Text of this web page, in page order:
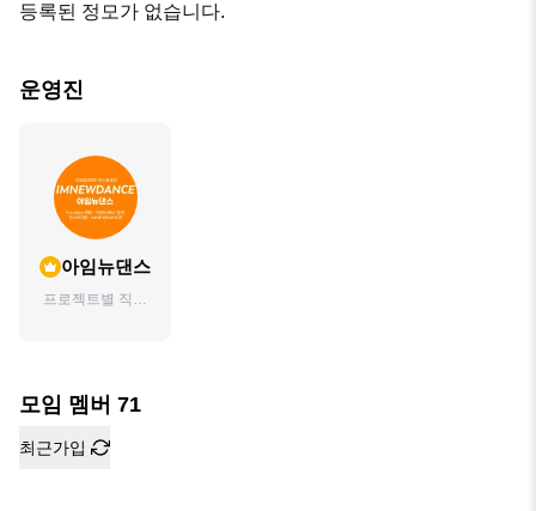
등록된 정모가 없습니다.
운영진
아임뉴댄스
프로젝트별 직장
모임 멤버 71
최근가입